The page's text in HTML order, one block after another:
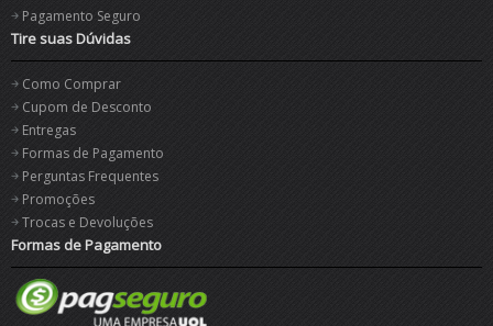
Pagamento Seguro
Tire suas Dúvidas
Como Comprar
Cupom de Desconto
Entregas
Formas de Pagamento
Perguntas Frequentes
Promoções
Trocas e Devoluções
Formas de Pagamento